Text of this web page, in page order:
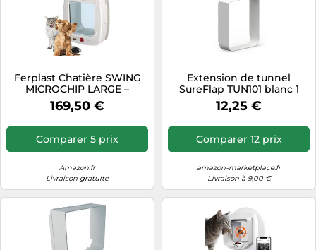
Ferplast Chatière SWING
MICROCHIP LARGE –
Grands chats & petits
chiens, 4 voies, collier
169,50 €
Comparer 5 prix
Amazon.fr
Livraison gratuite
Extension de tunnel
SureFlap TUN101 blanc 1
pc(s)
12,25 €
Comparer 12 prix
amazon-marketplace.fr
Livraison à 9,00 €